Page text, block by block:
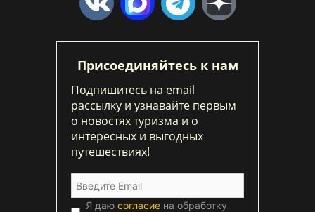
Присоединяйтесь к нам
Подпишитесь на email
рассылку и узнавайте первым
о новостях туризма и о
интересных и выгодных
путешествиях!
Я даю согласие на обработку